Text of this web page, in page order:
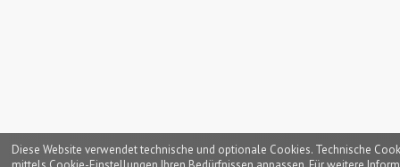
Diese Website verwendet technische und optionale Cookies. Technische